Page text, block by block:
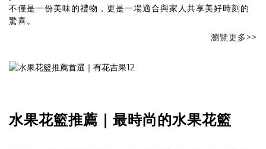
不僅是一份美味的禮物，更是一場適合與家人共享美好時刻的
驚喜。
瀏覽更多>>
水果花籃推薦｜最時尚的水果花籃